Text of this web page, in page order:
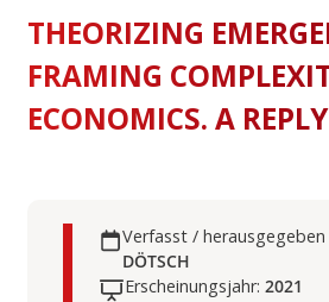
THEORIZING
FRAMING
ECONOMICS. A REPLY
Verfasst /
DÖTSCH
Erscheinungsjahr: 2021